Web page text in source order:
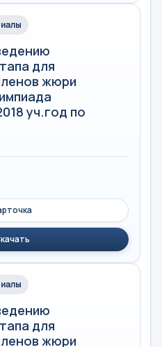
для
жюри
уч.год по
для
жюри